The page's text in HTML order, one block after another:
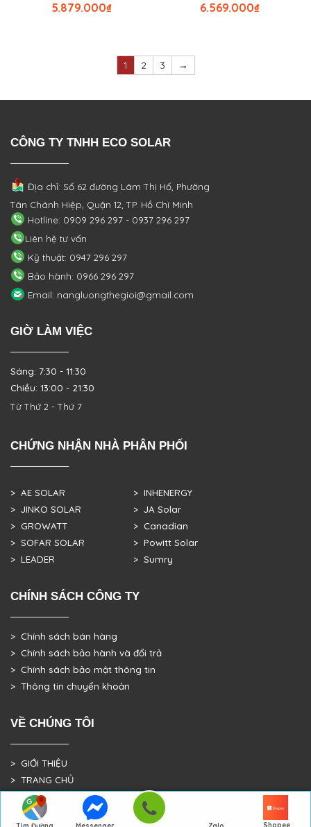
₫
5.879.000 ₫
6.569.000
1 2 3 →
CÔNG TY TNHH ECO SOLAR
Địa chỉ: Số 62 đường Lâm Thị Hố, Phường
Tân Chánh Hiệp, Quận 12, TP. Hồ Chí Minh
Hotline: 0909 296 297 - 0937 296 297
Liên hệ tư vấn
Kỹ thuật: 0947 296 297
Bảo hành: 0966 296 297
Email: nangluongthegioi@gmail.com
GIỜ LÀM VIỆC
Sáng: 7:30 - 11:30
Chiều: 13:00 - 21:30
Từ Thứ 2 - Thứ 7
CHỨNG NHẬN NHÀ PHÂN PHỐI
> AE SOLAR
> JINKO SOLAR
> GROWATT
> SOFAR SOLAR
> LEADER
> INHENERGY
> JA Solar
> Canadian
> Powitt Solar
> Sumry
CHÍNH SÁCH CÔNG TY
> Chính sách bán hàng
> Chính sách bảo hành và đổi trả
> Chính sách bảo mật thông tin
> Thông tin chuyển khoản
VỀ CHÚNG TÔI
> GIỚI THIỆU
> TRANG CHỦ
> DỰ ÁN THỰC TẾ